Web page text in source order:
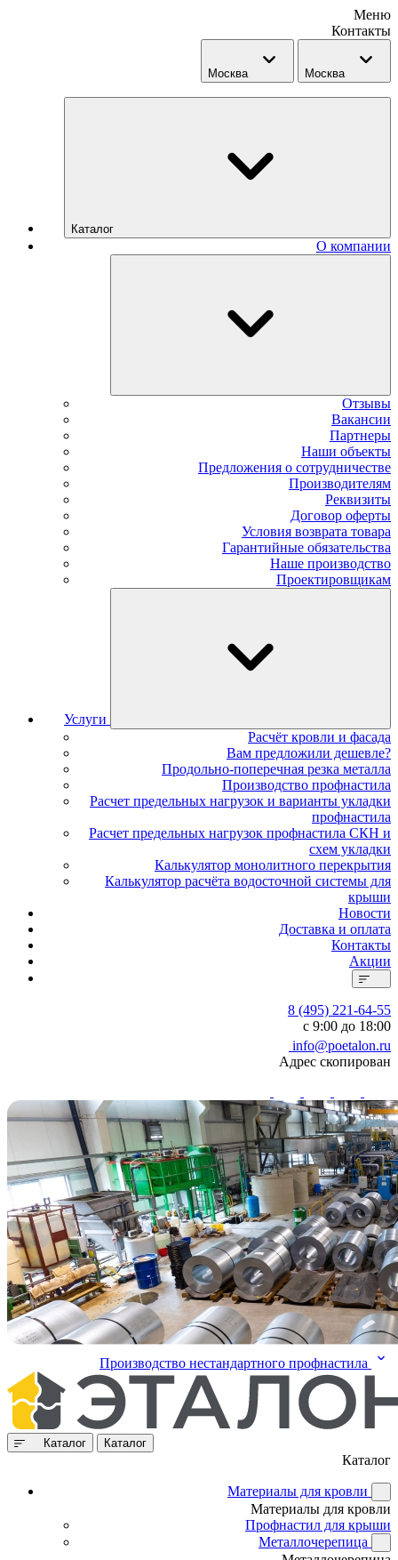
Меню
Контакты
Москва Москва
Каталог
О компании
Отзывы
Вакансии
Партнеры
Наши объекты
Предложения о сотрудничестве
Производителям
Реквизиты
Договор оферты
Условия возврата товара
Гарантийные обязательства
Наше производство
Проектировщикам
Услуги
Расчёт кровли и фасада
Вам предложили дешевле?
Продольно-поперечная резка металла
Производство профнастила
Расчет предельных нагрузок и варианты укладки
профнастила
Расчет предельных нагрузок профнастила СКН и
схем укладки
Калькулятор монолитного перекрытия
Калькулятор расчёта водосточной системы для
крыши
Новости
Доставка и оплата
Контакты
Акции
8 (495) 221-64-55
с 9:00 до 18:00
info@poetalon.ru
Адрес скопирован
Производство нестандартного профнастила
Каталог Каталог
Каталог
Материалы для кровли
Материалы для кровли
Профнастил для крыши
Металлочерепица